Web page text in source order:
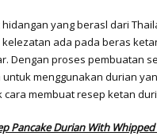
yang berasl dari
kelezatan ada pada beras
Dengan proses pembuatan
untuk menggunakan durian
cara membuat resep ketan
Pancake Durian With Whipped